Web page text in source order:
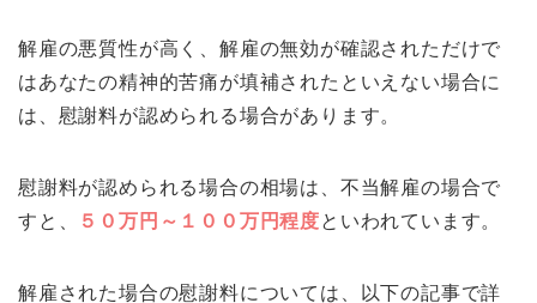
解雇の悪質性が高く、解雇の無効が確認されただけで
はあなたの精神的苦痛が填補されたといえない場合に
は、慰謝料が認められる場合があります。
慰謝料が認められる場合の相場は、不当解雇の場合で
すと、
５０万円～１００万円程度といわれています。
解雇された場合の慰謝料については、以下の記事で詳